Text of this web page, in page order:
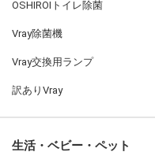
OSHIROIトイレ除菌
Vray除菌機
Vray交換用ランプ
訳ありVray
生活・ベビー・ペット